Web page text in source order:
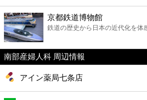
ファーストフード
カフェ
ショッピング
銀行
京都鉄道博物館
鉄道の歴史から日本の近代化を体
南部産婦人科 周辺情報
アイン薬局七条店